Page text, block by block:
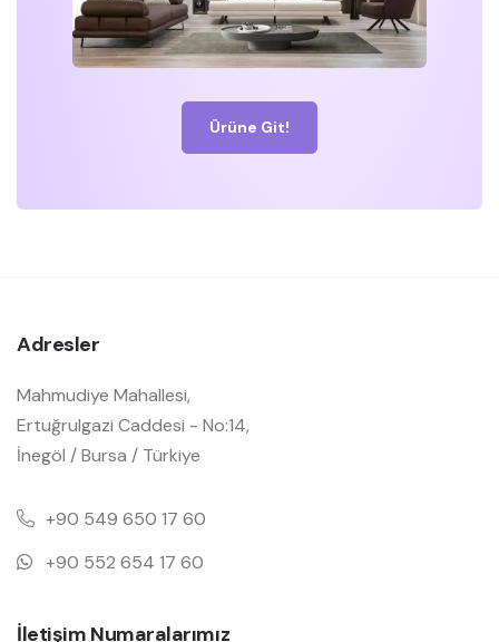
Ürüne Git!
Adresler
Mahmudiye Mahallesi,
Ertuğrulgazi Caddesi - No:14,
İnegöl / Bursa / Türkiye
+90 549 650 17 60
+90 552 654 17 60
İletişim Numaralarımız